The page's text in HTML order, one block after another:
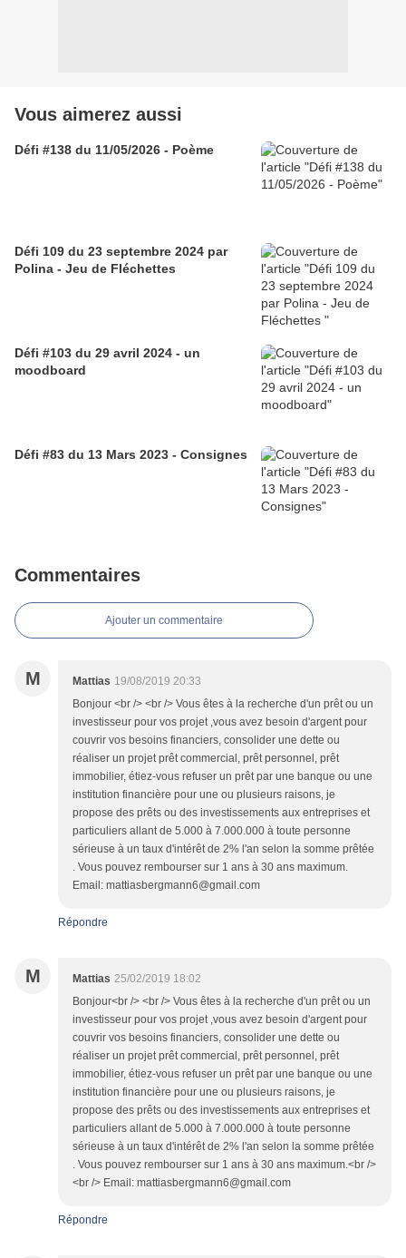
Vous aimerez aussi
Défi #138 du 11/05/2026 - Poème
Défi 109 du 23 septembre 2024 par
Polina - Jeu de Fléchettes
Défi #103 du 29 avril 2024 - un
moodboard
Défi #83 du 13 Mars 2023 - Consignes
Commentaires
Ajouter un commentaire
M Mattias 19/08/2019 20:33
Bonjour <br /> <br /> Vous êtes à la recherche d'un prêt ou un
investisseur pour vos projet ,vous avez besoin d'argent pour
couvrir vos besoins financiers, consolider une dette ou
réaliser un projet prêt commercial, prêt personnel, prêt
immobilier, étiez-vous refuser un prêt par une banque ou une
institution financière pour une ou plusieurs raisons, je
propose des prêts ou des investissements aux entreprises et
particuliers allant de 5.000 à 7.000.000 à toute personne
sérieuse à un taux d'intérêt de 2% l'an selon la somme prêtée
. Vous pouvez rembourser sur 1 ans à 30 ans maximum.
Email: mattiasbergmann6@gmail.com
Répondre
M Mattias 25/02/2019 18:02
Bonjour<br /> <br /> Vous êtes à la recherche d'un prêt ou un
investisseur pour vos projet ,vous avez besoin d'argent pour
couvrir vos besoins financiers, consolider une dette ou
réaliser un projet prêt commercial, prêt personnel, prêt
immobilier, étiez-vous refuser un prêt par une banque ou une
institution financière pour une ou plusieurs raisons, je
propose des prêts ou des investissements aux entreprises et
particuliers allant de 5.000 à 7.000.000 à toute personne
sérieuse à un taux d'intérêt de 2% l'an selon la somme prêtée
. Vous pouvez rembourser sur 1 ans à 30 ans maximum.<br />
<br /> Email: mattiasbergmann6@gmail.com
Répondre